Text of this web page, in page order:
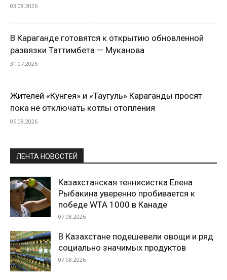
03.08.2026
В Караганде готовятся к открытию обновленной
развязки Таттимбета — Муканова
31.07.2026
Жителей «Кунгея» и «Таугуль» Караганды просят
пока не отключать котлы отопления
05.08.2026
ЛЕНТА НОВОСТЕЙ
Казахстанская теннисистка Елена
Рыбакина уверенно пробивается к
победе WTA 1000 в Канаде
07.08.2026
В Казахстане подешевели овощи и ряд
социально значимых продуктов
07.08.2026